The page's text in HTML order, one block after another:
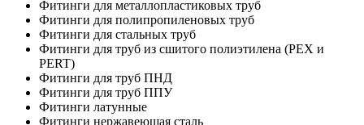
Фитинги для металлопластиковых труб
Фитинги для полипропиленовых труб
Фитинги для стальных труб
Фитинги для труб из сшитого полиэтилена (PEX и
PERT)
Фитинги для труб ПНД
Фитинги для труб ППУ
Фитинги латунные
Фитинги нержавеющая сталь